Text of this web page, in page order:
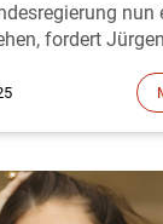
nun
fordert